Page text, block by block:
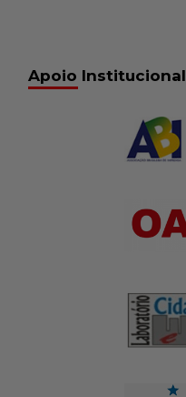
Apoio Institucional